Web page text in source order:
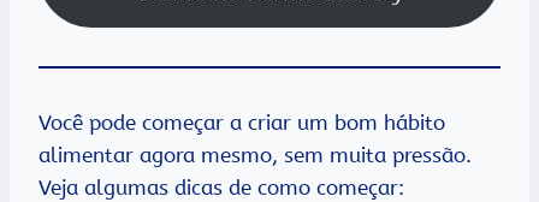
Você pode começar a criar um bom hábito
alimentar agora mesmo, sem muita pressão.
Veja algumas dicas de como começar: